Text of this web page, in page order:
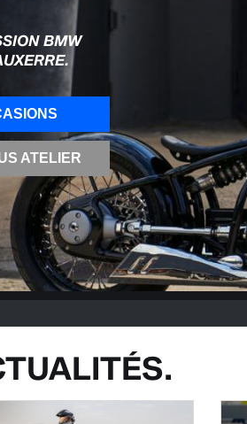
BMW
ATELIER